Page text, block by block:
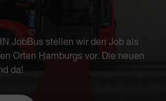
JobBus stellen wir den Job als
Orten Hamburgs vor. Die neuen
da!